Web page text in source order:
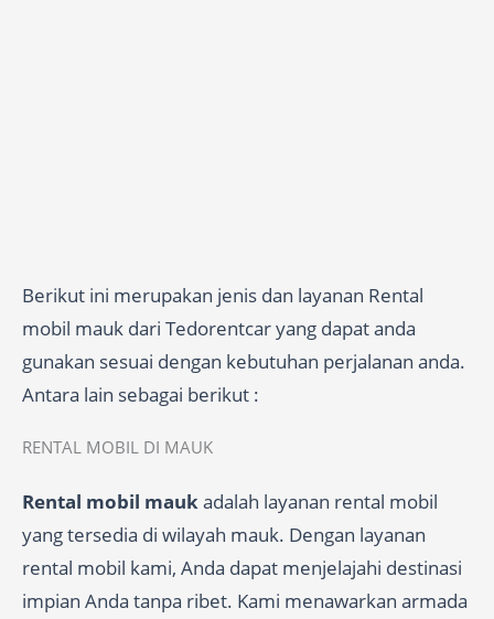
Berikut ini merupakan jenis dan layanan Rental
mobil mauk dari Tedorentcar yang dapat anda
gunakan sesuai dengan kebutuhan perjalanan anda.
Antara lain sebagai berikut :
RENTAL MOBIL DI MAUK
Rental mobil maukadalah layanan rental mobil
yang tersedia di wilayah mauk. Dengan layanan
rental mobil kami, Anda dapat menjelajahi destinasi
impian Anda tanpa ribet. Kami menawarkan armada